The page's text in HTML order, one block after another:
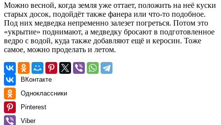
Можно весной, когда земля уже оттает, положить на неё куски
старых досок, подойдёт также фанера или что-то подобное.
Под них медведка непременно залезет погреться. Потом это
«укрытие» поднимают, а медведку бросают в подготовленное
ведро с водой, куда также добавляют ещё и керосин. Тоже
самое, можно проделать и летом.
ВКонтакте
Одноклассники
Pinterest
Viber